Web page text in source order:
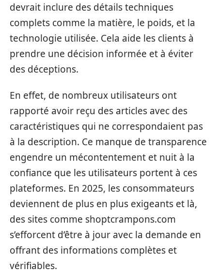
devrait inclure des détails techniques
complets comme la matière, le poids, et la
technologie utilisée. Cela aide les clients à
prendre une décision informée et à éviter
des déceptions.
En effet, de nombreux utilisateurs ont
rapporté avoir reçu des articles avec des
caractéristiques qui ne correspondaient pas
à la description. Ce manque de transparence
engendre un mécontentement et nuit à la
confiance que les utilisateurs portent à ces
plateformes. En 2025, les consommateurs
deviennent de plus en plus exigeants et là,
des sites comme shoptcrampons.com
s’efforcent d’être à jour avec la demande en
offrant des informations complètes et
vérifiables.